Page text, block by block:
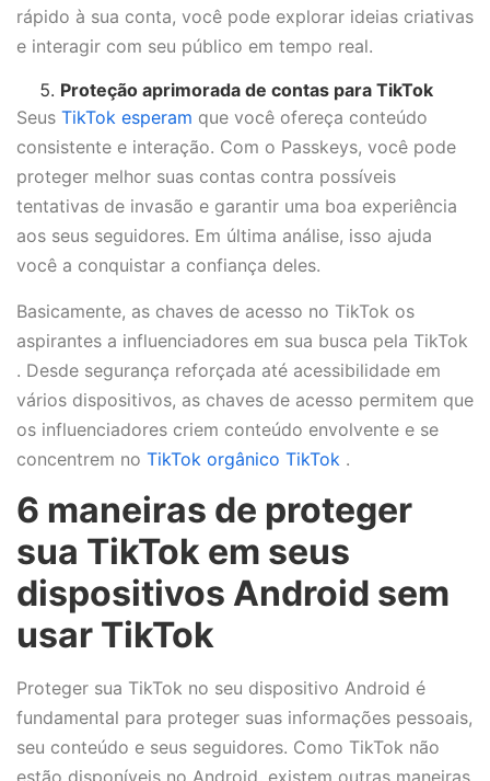
rápido à sua conta, você pode explorar ideias criativas
e interagir com seu público em tempo real.
Proteção aprimorada de contas para TikTok
Seus TikTok esperam que você ofereça conteúdo
consistente e interação. Com o Passkeys, você pode
proteger melhor suas contas contra possíveis
tentativas de invasão e garantir uma boa experiência
aos seus seguidores. Em última análise, isso ajuda
você a conquistar a confiança deles.
Basicamente, as chaves de acesso no TikTok os
aspirantes a influenciadores em sua busca pela TikTok
. Desde segurança reforçada até acessibilidade em
vários dispositivos, as chaves de acesso permitem que
os influenciadores criem conteúdo envolvente e se
concentrem no TikTok orgânico TikTok .
6 maneiras de proteger
sua TikTok em seus
dispositivos Android sem
usar TikTok
Proteger sua TikTok no seu dispositivo Android é
fundamental para proteger suas informações pessoais,
seu conteúdo e seus seguidores. Como TikTok não